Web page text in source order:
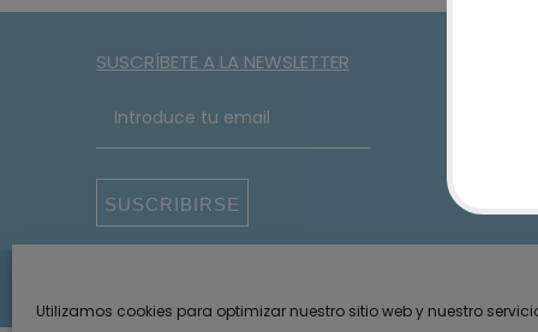
Utilizamos cookies para optimizar nuestro sitio web y nuestro
SUSCRÍBETE A LA NEWSLETTER
SUSCRIBIRSE